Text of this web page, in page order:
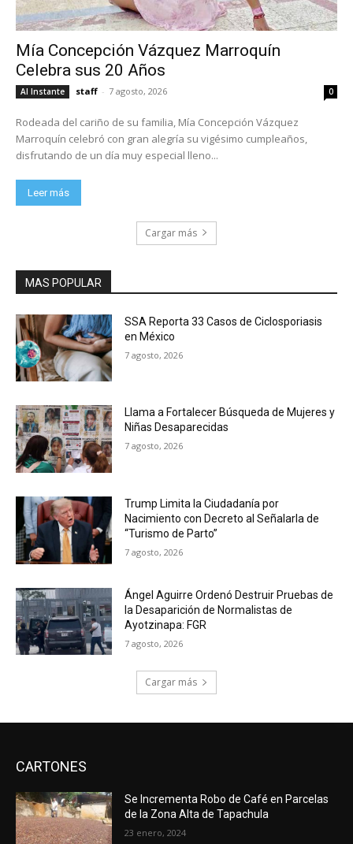
Mía Concepción Vázquez Marroquín
Celebra sus 20 Años
Al Instante staff - 7 agosto, 2026 0
Rodeada del cariño de su familia, Mía Concepción Vázquez
Marroquín celebró con gran alegría su vigésimo cumpleaños,
disfrutando de un día muy especial lleno...
Leer más
Cargar más
MAS POPULAR
SSA Reporta 33 Casos de Ciclosporiasis
en México
7 agosto, 2026
Llama a Fortalecer Búsqueda de Mujeres y
Niñas Desaparecidas
7 agosto, 2026
Trump Limita la Ciudadanía por
Nacimiento con Decreto al Señalarla de
“Turismo de Parto”
7 agosto, 2026
Ángel Aguirre Ordenó Destruir Pruebas de
la Desaparición de Normalistas de
Ayotzinapa: FGR
7 agosto, 2026
Cargar más
CARTONES
Se Incrementa Robo de Café en Parcelas
de la Zona Alta de Tapachula
23 enero, 2024